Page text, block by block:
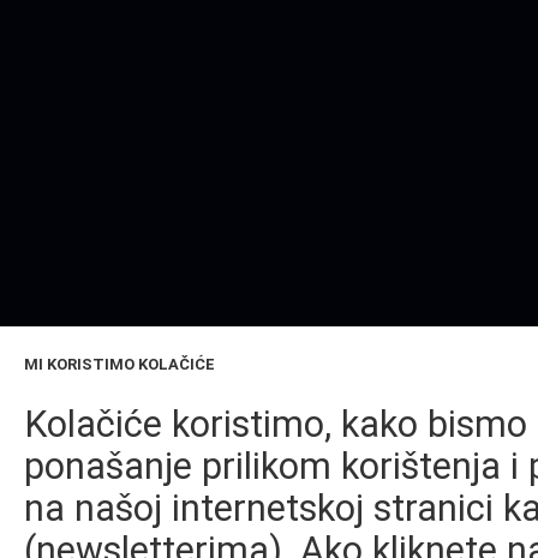
MI KORISTIMO KOLAČIĆE
Kolačiće koristimo, kako
ponašanje prilikom korištenja
na našoj internetskoj stranici